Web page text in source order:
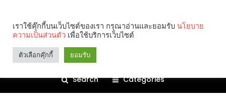
Search Categories
เราใช้คุ๊กกี้บนเว็บไซต์ของเรา กรุณาอ่านและยอมรับ นโยบาย
ความเป็นส่วนตัว เพื่อใช้บริการเว็บไซต์
ตัวเลือกคุ๊กกี้ ยอมรับ